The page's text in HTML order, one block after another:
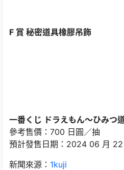
F 賞 秘密道具橡膠吊飾
⼀番くじ ドラえもん〜ひみつ
參考售價：700 日圓／抽
預計發售日期：2024 06 月 22
新聞來源： 1kuji